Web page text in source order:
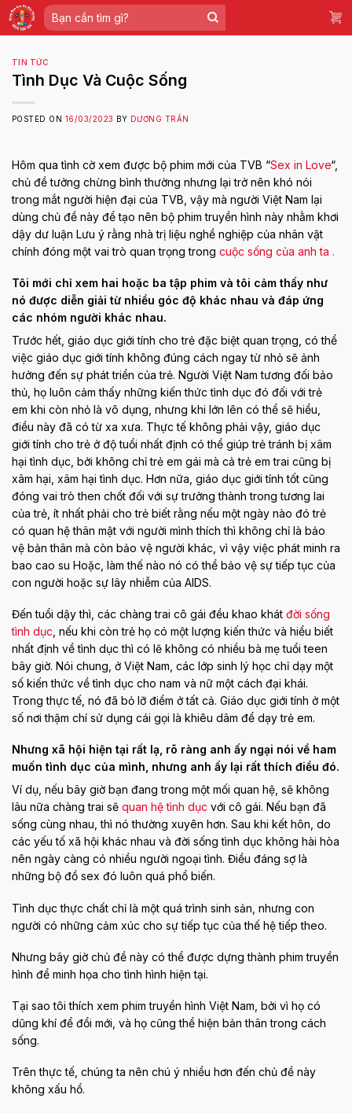
Skip
to
Tìm
kiếm:
TIN TỨC
Tình Dục Và Cuộc Sống
POSTED ON 16/03/2023 BY DƯƠNG TRẦN
Hôm qua tình cờ xem được bộ phim mới của TVB “Sex in Love“,
chủ đề tưởng chừng bình thường nhưng lại trở nên khó nói
trong mắt người hiện đại của TVB, vậy mà người Việt Nam lại
dùng chủ đề này để tạo nên bộ phim truyền hình này nhằm khơi
dậy dư luận Lưu ý rằng nhà trị liệu nghề nghiệp của nhân vật
chính đóng một vai trò quan trọng trong cuộc sống của anh ta .
Tôi mới chỉ xem hai hoặc ba tập phim và tôi cảm thấy như
nó được diễn giải từ nhiều góc độ khác nhau và đáp ứng
các nhóm người khác nhau.
Trước hết, giáo dục giới tính cho trẻ đặc biệt quan trọng, có thể
việc giáo dục giới tính không đúng cách ngay từ nhỏ sẽ ảnh
hưởng đến sự phát triển của trẻ. Người Việt Nam tương đối bảo
thủ, họ luôn cảm thấy những kiến ​​thức tình dục đó đối với trẻ
em khi còn nhỏ là vô dụng, nhưng khi lớn lên có thể sẽ hiểu,
điều này đã có từ xa xưa. Thực tế không phải vậy, giáo dục
giới tính cho trẻ ở độ tuổi nhất định có thể giúp trẻ tránh bị xâm
hại tình dục, bởi không chỉ trẻ em gái mà cả trẻ em trai cũng bị
xâm hại, xâm hại tình dục. Hơn nữa, giáo dục giới tính tốt cũng
đóng vai trò then chốt đối với sự trưởng thành trong tương lai
của trẻ, ít nhất phải cho trẻ biết rằng nếu một ngày nào đó trẻ
có quan hệ thân mật với người mình thích thì không chỉ là bảo
vệ bản thân mà còn bảo vệ người khác, vì vậy việc phát minh ra
bao cao su Hoặc, làm thế nào nó có thể bảo vệ sự tiếp tục của
con người hoặc sự lây nhiễm của AIDS.
Đến tuổi dậy thì, các chàng trai cô gái đều khao khát đời sống
tình dục , nếu khi còn trẻ họ có một lượng kiến ​​thức và hiểu biết
nhất định về tình dục thì có lẽ không có nhiều bà mẹ tuổi teen
bây giờ. Nói chung, ở Việt Nam, các lớp sinh lý học chỉ dạy một
số kiến ​​thức về tình dục cho nam và nữ một cách đại khái.
Trong thực tế, nó đã bỏ lỡ điểm ở tất cả. Giáo dục giới tính ở một
số nơi thậm chí sử dụng cái gọi là khiêu dâm để dạy trẻ em.
Nhưng xã hội hiện tại rất lạ, rõ ràng anh ấy ngại nói về ham
muốn tình dục của mình, nhưng anh ấy lại rất thích điều đó.
Ví dụ, nếu bây giờ bạn đang trong một mối quan hệ, sẽ không
lâu nữa chàng trai sẽ quan hệ tình dục với cô gái. Nếu bạn đã
sống cùng nhau, thì nó thường xuyên hơn. Sau khi kết hôn, do
các yếu tố xã hội khác nhau và đời sống tình dục không hài hòa
nên ngày càng có nhiều người ngoại tình. Điều đáng sợ là
những bộ đồ sex đó luôn quá phổ biến.
Tình dục thực chất chỉ là một quá trình sinh sản, nhưng con
người có những cảm xúc cho sự tiếp tục của thế hệ tiếp theo.
Nhưng bây giờ chủ đề này có thể được dựng thành phim truyền
hình để minh họa cho tình hình hiện tại.
Tại sao tôi thích xem phim truyền hình Việt Nam, bởi vì họ có
dũng khí để đổi mới, và họ cũng thể hiện bản thân trong cách
sống.
Trên thực tế, chúng ta nên chú ý nhiều hơn đến chủ đề này
không xấu hổ.